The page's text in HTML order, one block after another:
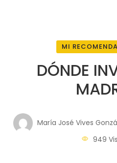
MI
DÓNDE
María José Vives
949